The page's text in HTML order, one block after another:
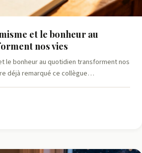
et le bonheur au
nos vies
le bonheur au quotidien transforment nos
déjà remarqué ce collègue…